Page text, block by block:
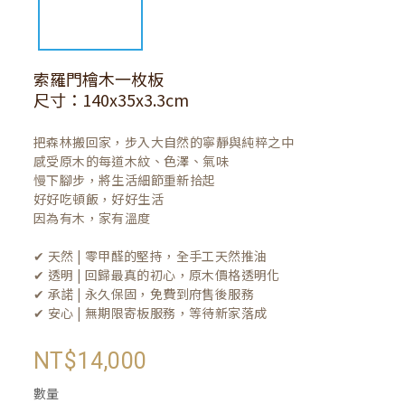
索羅門檜木一枚板
尺寸：140x35x3.3cm
把森林搬回家，步入大自然的寧靜與純粹之中
感受原木的每道木紋、色澤、氣味
慢下腳步，將生活細節重新拾起
好好吃頓飯，好好生活
因為有木，家有溫度
✔ 天然 | 零甲醛的堅持，全手工天然推油
✔ 透明 | 回歸最真的初心，原木價格透明化
✔ 承諾 | 永久保固，免費到府售後服務
✔ 安心 | 無期限寄板服務，等待新家落成
NT$14,000
數量